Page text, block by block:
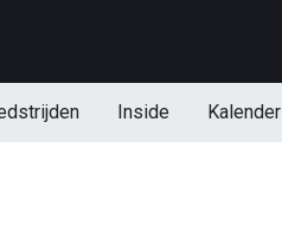
Inside Kalender